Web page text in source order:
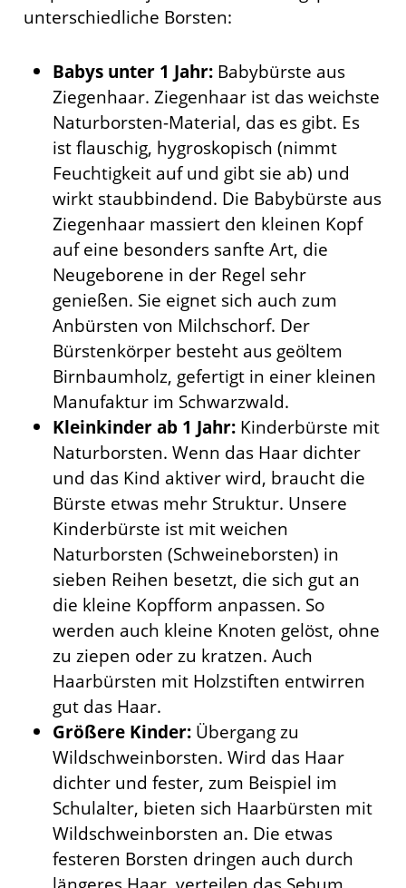
unterschiedliche Borsten:
Babys unter 1 Jahr: Babybürste aus
Ziegenhaar. Ziegenhaar ist das weichste
Naturborsten-Material, das es gibt. Es
ist flauschig, hygroskopisch (nimmt
Feuchtigkeit auf und gibt sie ab) und
wirkt staubbindend. Die Babybürste aus
Ziegenhaar massiert den kleinen Kopf
auf eine besonders sanfte Art, die
Neugeborene in der Regel sehr
genießen. Sie eignet sich auch zum
Anbürsten von Milchschorf. Der
Bürstenkörper besteht aus geöltem
Birnbaumholz, gefertigt in einer kleinen
Manufaktur im Schwarzwald.
Kleinkinder ab 1 Jahr: Kinderbürste mit
Naturborsten. Wenn das Haar dichter
und das Kind aktiver wird, braucht die
Bürste etwas mehr Struktur. Unsere
Kinderbürste ist mit weichen
Naturborsten (Schweineborsten) in
sieben Reihen besetzt, die sich gut an
die kleine Kopfform anpassen. So
werden auch kleine Knoten gelöst, ohne
zu ziepen oder zu kratzen. Auch
Haarbürsten mit Holzstiften entwirren
gut das Haar.
Größere Kinder: Übergang zu
Wildschweinborsten. Wird das Haar
dichter und fester, zum Beispiel im
Schulalter, bieten sich Haarbürsten mit
Wildschweinborsten an. Die etwas
festeren Borsten dringen auch durch